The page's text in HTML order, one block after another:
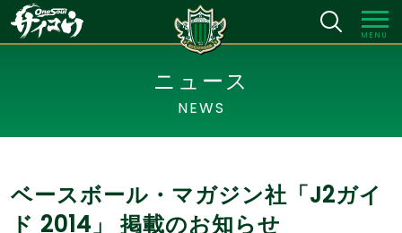
MENU
ニュース
NEWS
ベースボール・マガジン社「J2ガイ
ド 2014」 掲載のお知らせ